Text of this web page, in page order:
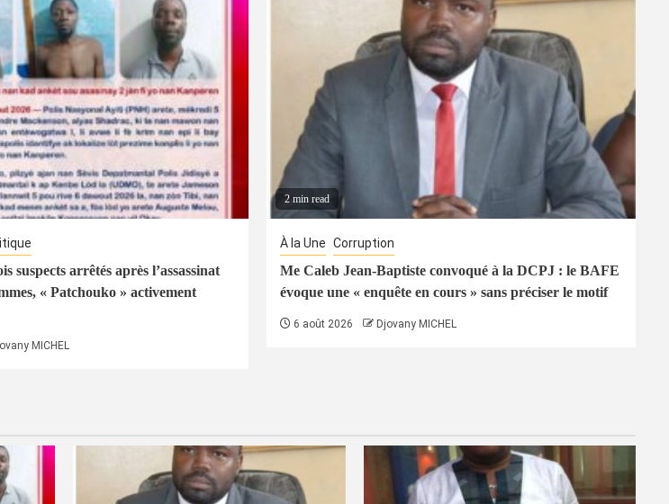
suspects arrêtés après l’assassinat
« Patchouko » activement
MICHEL
2 min read
À la Une Corruption
Me Caleb Jean-Baptiste convoqué à la DCPJ : le BAFE
évoque une « enquête en cours » sans préciser le motif
6 août 2026 Djovany MICHEL